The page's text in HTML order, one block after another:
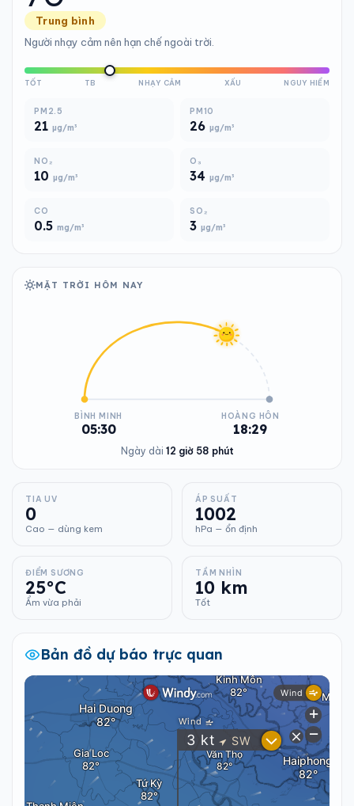
Trung bình
Người nhạy cảm nên hạn chế ngoài trời.
TỐT TB NHẠY CẢM XẤU NGUY HIỂM
PM2.5
21 µg/m³
PM10
26 µg/m³
NO₂
10 µg/m³
O₃
34 µg/m³
CO
0.5 mg/m³
SO₂
3 µg/m³
MẶT TRỜI HÔM NAY
BÌNH MINH
05:30
HOÀNG HÔN
18:29
Ngày dài 12 giờ 58 phút
TIA UV
0
Cao — dùng kem
ÁP SUẤT
1002
hPa — ổn định
ĐIỂM SƯƠNG
25°C
Ẩm vừa phải
TẦM NHÌN
10 km
Tốt
Bản đồ dự báo trực quan